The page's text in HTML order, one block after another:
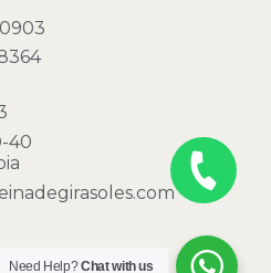
40
Need Help?Chat with us